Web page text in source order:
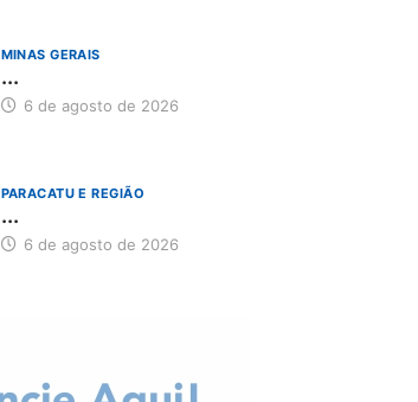
MINAS GERAIS
...
6 de agosto de 2026
PARACATU E REGIÃO
...
6 de agosto de 2026